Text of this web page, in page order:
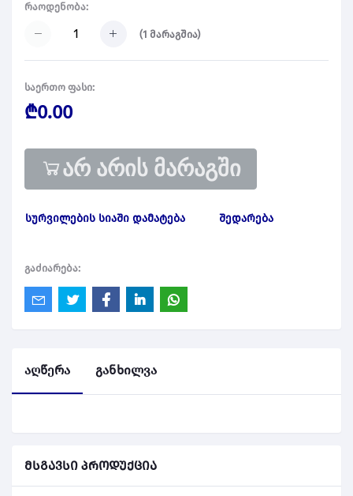
რაოდენობა:
(1 მარაგშია)
საერთო ფასი:
₾0.00
არ არის მარაგში
სურვილების სიაში დამატება შედარება
გაძიარება:
აღწერა განხილვა
მსგავსი პროდუქცია